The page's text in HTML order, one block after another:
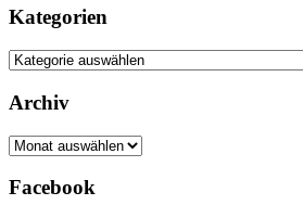
Kategorien
Archiv
Archiv
Facebook